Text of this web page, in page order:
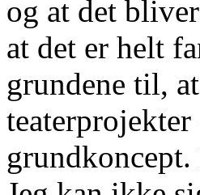
og at det
at det er helt
grundene til,